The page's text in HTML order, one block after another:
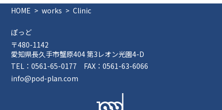
HOME works Clinic
ぽっど
〒480-1142
愛知県長久手市蟹原404 第3レオン光園4-D
TEL：0561-65-0177 FAX：0561-63-6066
info@pod-plan.com